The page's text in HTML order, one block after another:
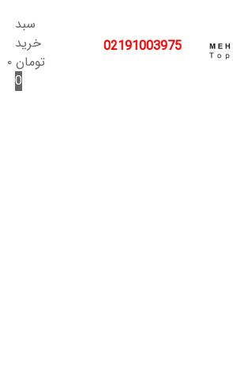
02191003975
سبد
خرید
تومان۰
0